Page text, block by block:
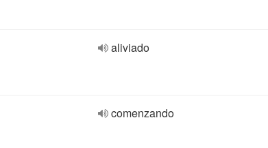
aliviado
comenzando